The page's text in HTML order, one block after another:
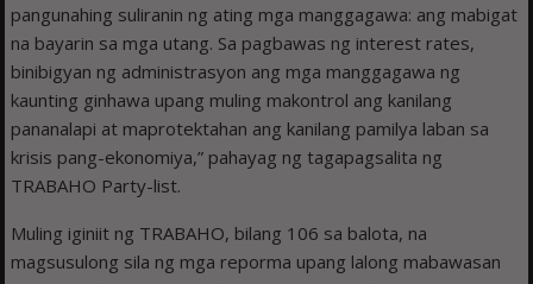
pangunahing suliranin ng ating mga manggagawa: ang mabigat
na bayarin sa mga utang. Sa pagbawas ng interest rates,
binibigyan ng administrasyon ang mga manggagawa ng
kaunting ginhawa upang muling makontrol ang kanilang
pananalapi at maprotektahan ang kanilang pamilya laban sa
krisis pang-ekonomiya,” pahayag ng tagapagsalita ng
TRABAHO Party-list.
Muling iginiit ng TRABAHO, bilang 106 sa balota, na
magsusulong sila ng mga reporma upang lalong mabawasan